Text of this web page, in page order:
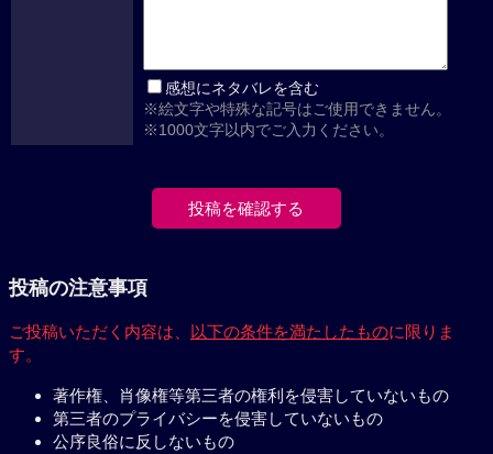
感想にネタバレを含む
※絵文字や特殊な記号はご使用できません。
※1000文字以内でご入力ください。
投稿の注意事項
ご投稿いただく内容は、 以下の条件を満たしたものに限りま
す。
著作権、肖像権等第三者の権利を侵害していないもの
第三者のプライバシーを侵害していないもの
公序良俗に反しないもの